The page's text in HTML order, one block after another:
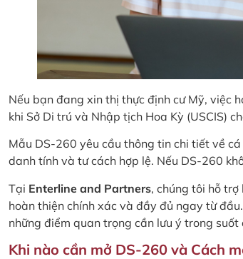
Nếu bạn đang xin thị thực định cư Mỹ, việc
khi Sở Di trú và Nhập tịch Hoa Kỳ (USCIS)
Mẫu DS-260 yêu cầu thông tin chi tiết về
danh tính và tư cách hợp lệ. Nếu DS-260
Tại Enterline and Partners, chúng tôi hỗ
hoàn thiện chính xác và đầy đủ ngay từ
những điểm quan trọng cần lưu ý trong suốt
Khi nào cần mở DS-260 và Cách